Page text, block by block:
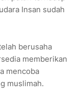
Insan sudah
berusaha
memberikan
mencoba
muslimah.